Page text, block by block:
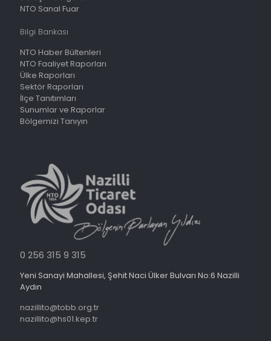
NTO Sanal Fuar
Bilgi Bankası
NTO Haber Bültenleri
NTO Faaliyet Raporları
Ülke Raporları
Sektör Raporları
İlçe Tanıtımları
Sunumlar ve Raporlar
Bölgemizi Tanıyın
0 256 315 9 315
Yeni Sanayi Mahallesi, Şehit Naci Ülker Bulvarı No:6 Nazilli
Aydın
nazillito@tobb.org.tr
nazillito@hs01.kep.tr